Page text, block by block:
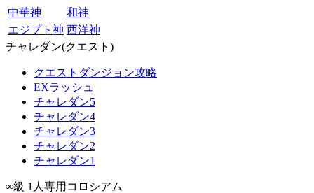
中華神
和神
エジプト神 西洋神
チャレダン(クエスト)
クエストダンジョン攻略
EXラッシュ
チャレダン5
チャレダン4
チャレダン3
チャレダン2
チャレダン1
∞級 1人専用コロシアム